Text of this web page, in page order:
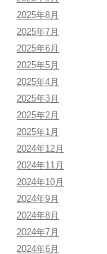
2025年8月
2025年7月
2025年6月
2025年5月
2025年4月
2025年3月
2025年2月
2025年1月
2024年12月
2024年11月
2024年10月
2024年9月
2024年8月
2024年7月
2024年6月